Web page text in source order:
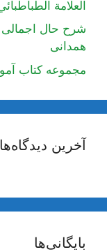
العلامة
شرح حال اجمالی
همدانی
مجموعه کتاب
آخرین دیدگاه‌ها
بایگانی‌ها